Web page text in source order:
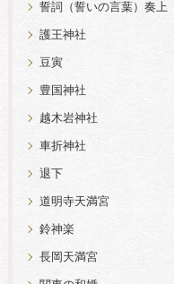
誓詞（誓いの言葉）奏上
護王神社
豆寅
豊国神社
越木岩神社
車折神社
退下
道明寺天満宮
鈴神楽
長岡天満宮